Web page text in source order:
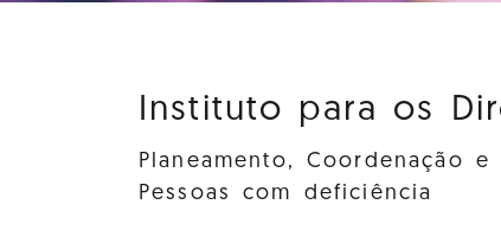
Instituto para os
Planeamento, Coordenação
Pessoas com deficiência